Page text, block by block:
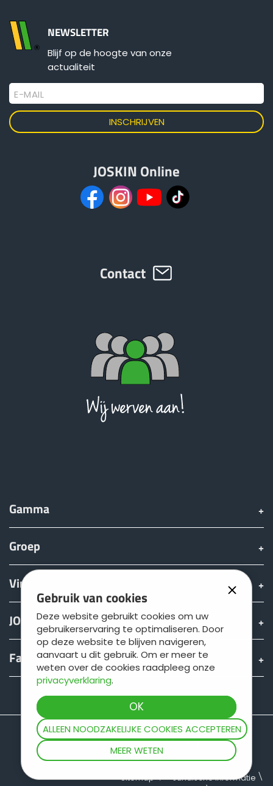
Gebruik van cookies
Deze website gebruikt cookies om uw
gebruikerservaring te optimaliseren. Door
op deze website te blijven navigeren,
aanvaart u dit gebruik. Om er meer te
weten over de cookies raadpleeg onze
privacyverklaring.
ALLEEN NOODZAKELIJKE COOKIES ACCEPTEREN
MEER WETEN
NEWSLETTER
Blijf op de hoogte van onze
actualiteit
E-MAIL
JOSKIN Online
Contact
Gamma
Groep
Vinden & Kopen
JOSKIN wereld
Fan shop
Sitemap
Juridische informatie